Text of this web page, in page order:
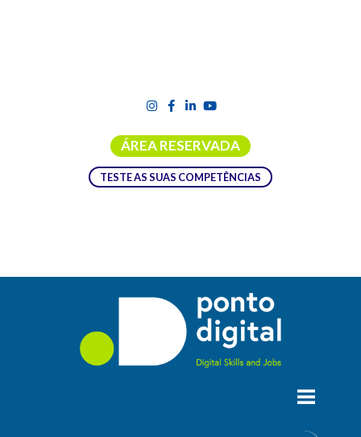
ÁREA RESERVADA
TESTE AS SUAS COMPETÊNCIAS
Estudos